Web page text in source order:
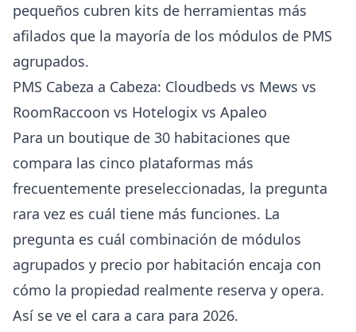
pequeños cubren kits de herramientas más
afilados que la mayoría de los módulos de PMS
agrupados.
PMS Cabeza a Cabeza: Cloudbeds vs Mews vs
RoomRaccoon vs Hotelogix vs Apaleo
Para un boutique de 30 habitaciones que
compara las cinco plataformas más
frecuentemente preseleccionadas, la pregunta
rara vez es cuál tiene más funciones. La
pregunta es cuál combinación de módulos
agrupados y precio por habitación encaja con
cómo la propiedad realmente reserva y opera.
Así se ve el cara a cara para 2026.